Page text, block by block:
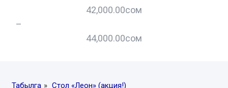
42,000.00сом
–
44,000.00сом
Табылга » Стол «Леон» (акция!)